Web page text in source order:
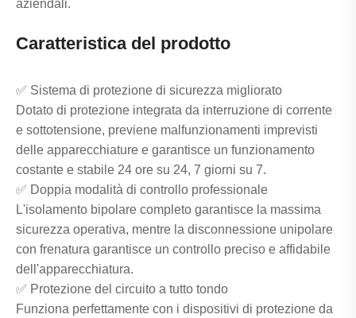
aziendali.
Caratteristica del prodotto
✅ Sistema di protezione di sicurezza migliorato
Dotato di protezione integrata da interruzione di corrente
e sottotensione, previene malfunzionamenti imprevisti
delle apparecchiature e garantisce un funzionamento
costante e stabile 24 ore su 24, 7 giorni su 7.
✅ Doppia modalità di controllo professionale
L'isolamento bipolare completo garantisce la massima
sicurezza operativa, mentre la disconnessione unipolare
con frenatura garantisce un controllo preciso e affidabile
dell'apparecchiatura.
✅ Protezione del circuito a tutto tondo
Funziona perfettamente con i dispositivi di protezione da